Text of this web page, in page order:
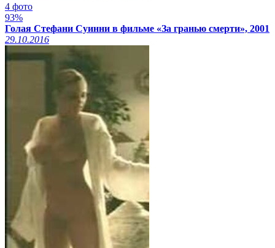
4 фото
93%
Голая Стефани Суинни в фильме «За гранью смерти», 2001
29.10.2016